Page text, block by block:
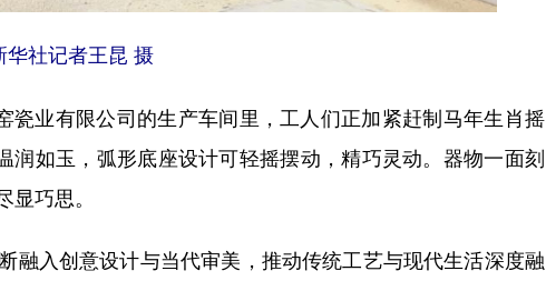
社记者王昆 摄
有限公司的生产车间里，工人们正加紧赶制马年生肖摇
如玉，弧形底座设计可轻摇摆动，精巧灵动。器物一面刻
显巧思。
入创意设计与当代审美，推动传统工艺与现代生活深度融